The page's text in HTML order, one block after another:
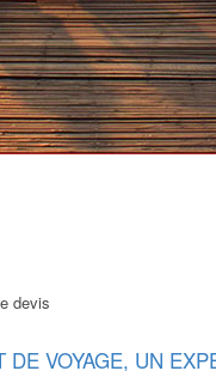
devis
DE VOYAGE, UN